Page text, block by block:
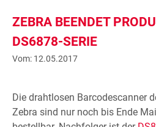
ZEBRA BEENDET
DS6878-SERIE
Vom: 12.05.2017
Die drahtlosen Barcodescanner
Zebra sind nur noch bis Ende